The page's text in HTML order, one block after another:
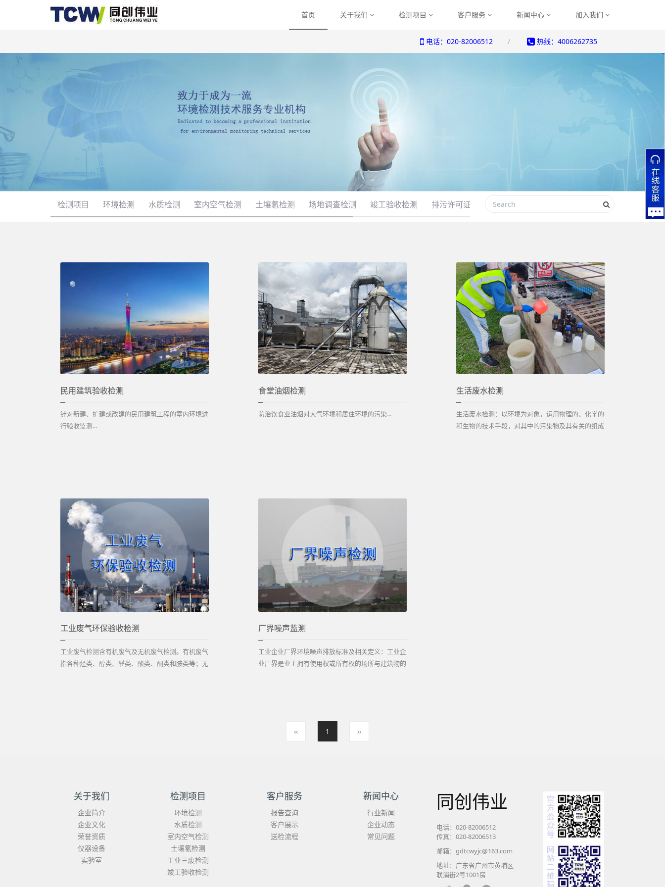
首页 关于我们 检测项目 客户服务 新闻中心 加入我们
电话：020-82006512 热线：4006262735
检测项目 环境检测 水质检测 室内空气检测 土壤氡检测 场地调查检测 竣工验收检测 排污许可证检测 环境体系认证检测 职业健康检测
民用建筑验收检测
针对新建、扩建或改建的民用建筑工程的室内环境进
行验收监测...
食堂油烟检测
防治饮食业油烟对大气环境和居住环境的污染...
生活废水检测
生活废水检测：以环境为对象，运用物理的、化学的
和生物的技术手段，对其中的污染物及其有关的组成
工业废气环保验收检测
工业废气检测含有机废气及无机废气检测。有机废气
指各种烃类、醇类、醛类、酸类、酮类和胺类等；无
厂界噪声监测
工业企业厂界环境噪声排放标准及相关定义：工业企
业厂界是业主拥有使用权或所有权的场所与建筑物的
‹‹ 1 ››
关于我们
企业简介
企业文化
荣誉资质
仪器设备
实验室
检测项目
环境检测
水质检测
室内空气检测
土壤氡检测
工业三废检测
竣工验收检测
客户服务
报告查询
客户展示
送检流程
新闻中心
行业新闻
企业动态
常见问题
同创伟业
电话：020-82006512
传真：020-82006513
邮箱：gdtcwyjc@163.com
地址：广东省广州市黄埔区
联浦街2号1001房